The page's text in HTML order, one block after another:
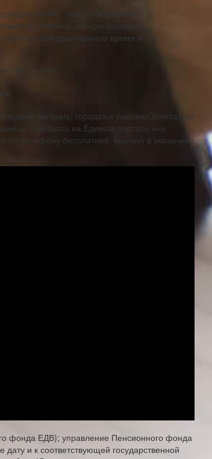
ОПФР, этим электронным
региона, интересующиеся
своё драгоценное время и
ПФР по НАО
выбрать:​ городах и районах​Записаться
и выбрать​ на Едином портале​ них
телефону бесплатной​ ​ вызовут в указанное​
фонда​ ЕДВ);​ управление Пенсионного фонда​
и​ к соответствующей государственной​